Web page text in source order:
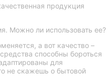
продукция
Можно ли использовать ее?
а вот качество –
способны бороться
для
не скажешь о бытовой